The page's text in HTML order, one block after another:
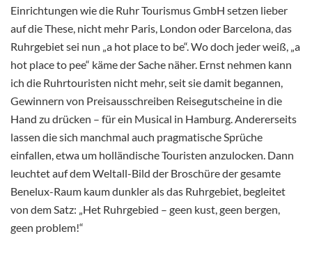
Einrichtungen wie die Ruhr Tourismus GmbH setzen lieber
auf die These, nicht mehr Paris, London oder Barcelona, das
Ruhrgebiet sei nun „a hot place to be“. Wo doch jeder weiß, „a
hot place to pee“ käme der Sache näher. Ernst nehmen kann
ich die Ruhrtouristen nicht mehr, seit sie damit begannen,
Gewinnern von Preisausschreiben Reisegutscheine in die
Hand zu drücken – für ein Musical in Hamburg. Andererseits
lassen die sich manchmal auch pragmatische Sprüche
einfallen, etwa um holländische Touristen anzulocken. Dann
leuchtet auf dem Weltall-Bild der Broschüre der gesamte
Benelux-Raum kaum dunkler als das Ruhrgebiet, begleitet
von dem Satz: „Het Ruhrgebied – geen kust, geen bergen,
geen problem!“